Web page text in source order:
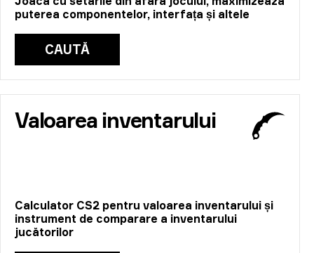
puterea componentelor, interfața și altele
CAUTĂ
Valoarea inventarului
Calculator CS2 pentru valoarea inventarului și
instrument de comparare a inventarului
jucătorilor